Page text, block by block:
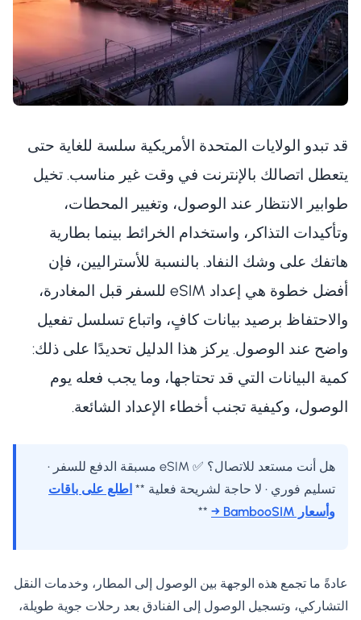
قد تبدو الولايات المتحدة الأمريكية سلسة للغاية حتى
يتعطل اتصالك بالإنترنت في وقت غير مناسب. تخيل
طوابير الانتظار عند الوصول، وتغيير المحطات،
وتأكيدات التذاكر، واستخدام الخرائط بينما بطارية
هاتفك على وشك النفاد. بالنسبة للأستراليين، فإن
أفضل خطوة هي إعداد eSIM للسفر قبل المغادرة،
والاحتفاظ برصيد بيانات كافٍ، واتباع تسلسل تفعيل
واضح عند الوصول. يركز هذا الدليل تحديدًا على ذلك:
كمية البيانات التي قد تحتاجها، وما يجب فعله يوم
الوصول، وكيفية تجنب أخطاء الإعداد الشائعة.
هل أنت مستعد للاتصال؟ ✅ eSIM مسبقة الدفع للسفر •
تسليم فوري • لا حاجة لشريحة فعلية ** اطلع على باقات
وأسعار BambooSIM →
**
عادةً ما تجمع هذه الوجهة بين الوصول إلى المطار، وخدمات النقل
التشاركي، وتسجيل الوصول إلى الفنادق بعد رحلات جوية طويلة،